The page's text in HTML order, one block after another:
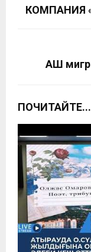
КОМПАНИЯ
​АҚШ
ПОЧИТАЙТЕ...